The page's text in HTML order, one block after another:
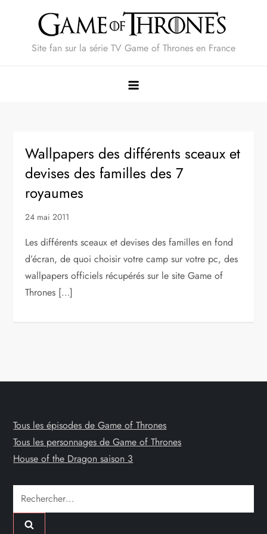
Site fan sur la série TV Game of Thrones en France
Wallpapers des différents sceaux et
devises des familles des 7
royaumes
24 mai 2011
Les différents sceaux et devises des familles en fond
d’écran, de quoi choisir votre camp sur votre pc, des
wallpapers officiels récupérés sur le site Game of
Thrones […]
Tous les épisodes de Game of Thrones
Tous les personnages de Game of Thrones
House of the Dragon saison 3
Rechercher :